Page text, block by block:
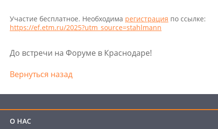
Участие бесплатное. Необходима регистрация по ссылке:
https://ef.etm.ru/2025?utm_source=stahlmann
До встречи на Форуме в Краснодаре!
Вернуться назад
О НАС